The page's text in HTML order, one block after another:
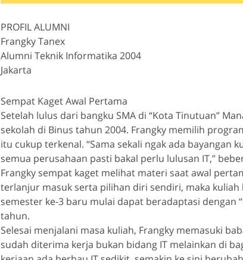
PROFIL ALUMNI
Frangky Tanex
Alumni Teknik Informatika 2004
Jakarta
Sempat Kaget Awal Pertama
Setelah lulus dari bangku SMA di “Kota Tinutuan”
sekolah di Binus tahun 2004. Frangky memilih
itu cukup terkenal. “Sama sekali ngak ada bayangan
semua perusahaan pasti bakal perlu lulusan IT,”
Frangky sempat kaget melihat materi saat awal
terlanjur masuk serta pilihan diri sendiri, maka kuliah
semester ke-3 baru mulai dapat beradaptasi dengan
tahun.
Selesai menjalani masa kuliah, Frangky memasuki
sudah diterima kerja bukan bidang IT melainkan di